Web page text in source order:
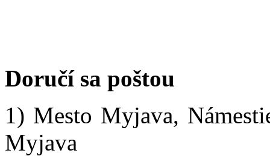
Doručí sa poštou
1) Mesto Myjava,
Myjava